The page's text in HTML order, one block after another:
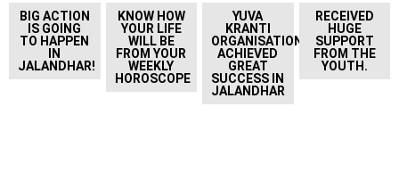
BIG ACTION
IS GOING
TO HAPPEN
IN
JALANDHAR!
KNOW HOW
YOUR LIFE
WILL BE
FROM YOUR
WEEKLY
HOROSCOPE
YUVA
KRANTI
ORGANISATION
ACHIEVED
GREAT
SUCCESS IN
JALANDHAR
RECEIVED
HUGE
SUPPORT
FROM THE
YOUTH.